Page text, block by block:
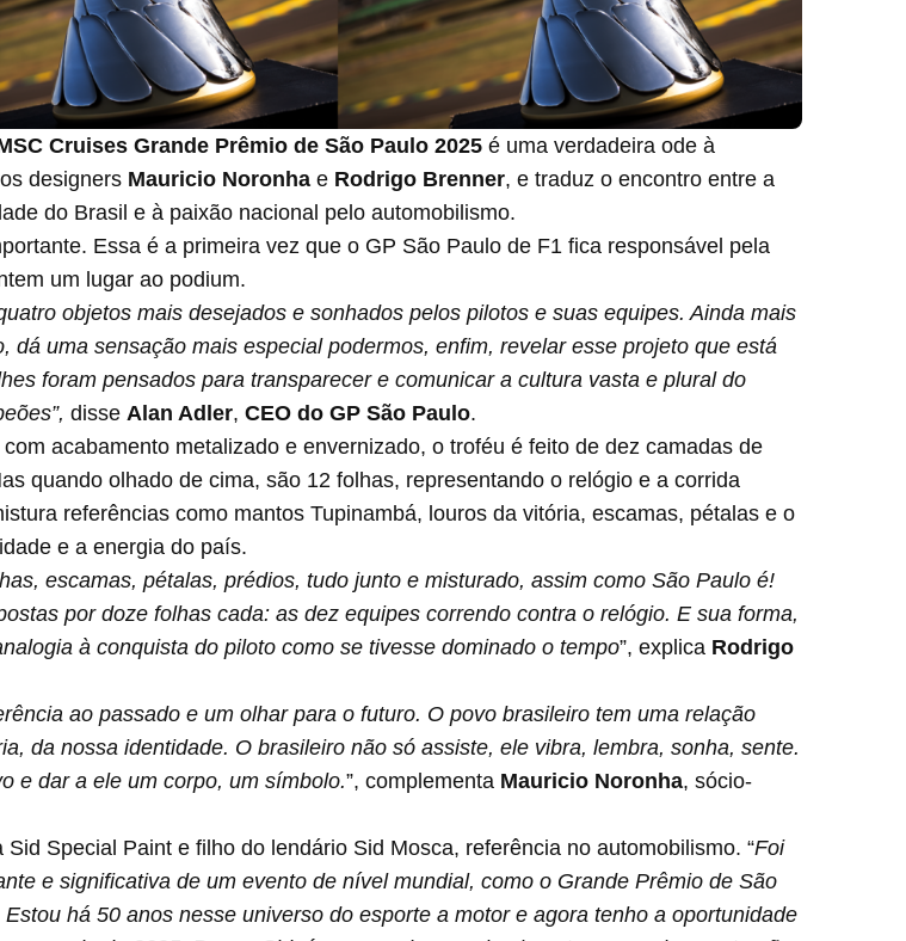
Cruises Grande Prêmio de São Paulo 2025 é uma verdadeira ode à
designers Mauricio Noronha e Rodrigo Brenner, e traduz o encontro entre a
do Brasil e à paixão nacional pelo automobilismo.
Essa é a primeira vez que o GP São Paulo de F1 fica responsável pela
um lugar ao podium.
objetos mais desejados e sonhados pelos pilotos e suas equipes. Ainda mais
uma sensação mais especial podermos, enfim, revelar esse projeto que está
foram pensados para transparecer e comunicar a cultura vasta e plural do
disse Alan Adler, CEO do GP São Paulo.
acabamento metalizado e envernizado, o troféu é feito de dez camadas de
quando olhado de cima, são 12 folhas, representando o relógio e a corrida
referências como mantos Tupinambá, louros da vitória, escamas, pétalas e o
e a energia do país.
escamas, pétalas, prédios, tudo junto e misturado, assim como São Paulo é!
por doze folhas cada: as dez equipes correndo contra o relógio. E sua forma,
à conquista do piloto como se tivesse dominado o tempo”, explica Rodrigo
ao passado e um olhar para o futuro. O povo brasileiro tem uma relação
da nossa identidade. O brasileiro não só assiste, ele vibra, lembra, sonha, sente.
e dar a ele um corpo, um símbolo.”, complementa Mauricio Noronha, sócio-
Sid Special Paint e filho do lendário Sid Mosca, referência no automobilismo. “Foi
e significativa de um evento de nível mundial, como o Grande Prêmio de São
há 50 anos nesse universo do esporte a motor e agora tenho a oportunidade